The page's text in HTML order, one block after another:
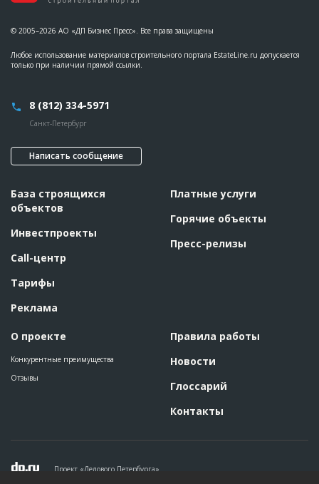
© 2005–2026 АО «ДП Бизнес Пресс». Все права защищены
Любое использование материалов строительного портала EstateLine.ru допускается
только при наличии прямой ссылки.
8 (812) 334-5971
Санкт-Петербург
Написать сообщение
База строящихся
объектов
Инвестпроекты
Call-центр
Тарифы
Реклама
О проекте
Конкурентные преимущества
Отзывы
Платные услуги
Горячие объекты
Пресс-релизы
Правила работы
Новости
Глоссарий
Контакты
Проект «Делового Петербурга»